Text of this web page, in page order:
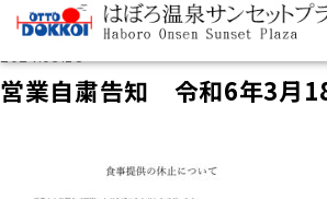
営業自粛告知 令和6年3月